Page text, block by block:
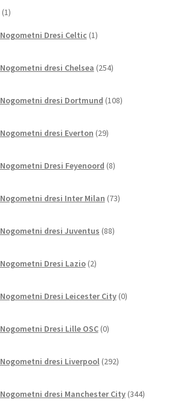
11
Nogometni Dresi Celtic 1izdelek
Nogometni dresi Chelsea 254izdelkov
Nogometni dresi Dortmund 108izdelkov
Nogometni dresi Everton 29izdelkov
Nogometni Dresi Feyenoord 8izdelkov
Nogometni dresi Inter Milan 73izdelkov
Nogometni dresi Juventus 88izdelkov
Nogometni Dresi Lazio 2izdelka
Nogometni Dresi Leicester City 0izdelkov
Nogometni Dresi Lille OSC 0izdelkov
Nogometni dresi Liverpool 292izdelkov
Nogometni dresi Manchester City 344izdelkov